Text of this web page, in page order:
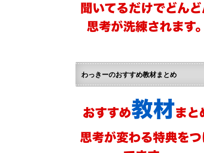
わっきーのおすすめ教材まとめ